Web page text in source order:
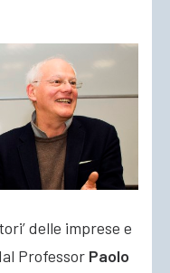
delle imprese e
Professor Paolo